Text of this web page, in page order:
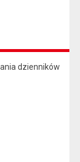
dzienników